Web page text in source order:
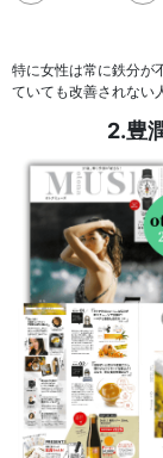
特に女性は常に鉄分が
ていても改善されない
2.豊